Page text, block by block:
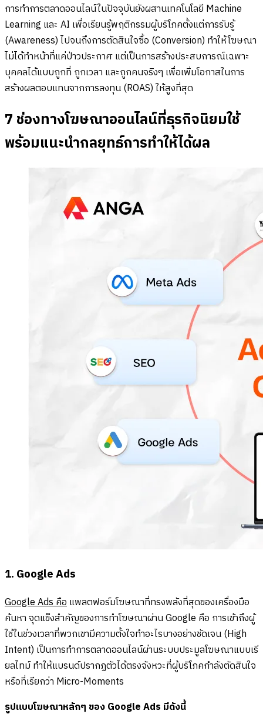
การทำการตลาดออนไลน์ในปัจจุบันยังผสานเทคโนโลยี Machine
Learning และ AI เพื่อเรียนรู้พฤติกรรมผู้บริโภคตั้งแต่การรับรู้
(Awareness) ไปจนถึงการตัดสินใจซื้อ (Conversion) ทำให้โฆษณา
ไม่ได้ทำหน้าที่แค่ป่าวประกาศ แต่เป็นการสร้างประสบการณ์เฉพาะ
บุคคลได้แบบถูกที่ ถูกเวลา และถูกคนจริงๆ เพื่อเพิ่มโอกาสในการ
สร้างผลตอบแทนจากการลงทุน (ROAS) ให้สูงที่สุด
7 ช่องทางโฆษณาออนไลน์ที่ธุรกิจนิยมใช้
พร้อมแนะนำกลยุทธ์การทำให้ได้ผล
1. Google Ads
Google Ads คือแพลตฟอร์มโฆษณาที่ทรงพลังที่สุดของเครื่องมือ
ค้นหา จุดแข็งสำคัญของการทำโฆษณาผ่าน Google คือ การเข้าถึงผู้
ใช้ในช่วงเวลาที่พวกเขามีความตั้งใจทำอะไรบางอย่างชัดเจน (High
Intent) เป็นการทำการตลาดออนไลน์ผ่านระบบประมูลโฆษณาแบบเรี
ยลไทม์ ทำให้แบรนด์ปรากฏตัวได้ตรงจังหวะที่ผู้บริโภคกำลังตัดสินใจ
หรือที่เรียกว่า Micro-Moments
รูปแบบโฆษณาหลักๆ ของ Google Ads มีดังนี้